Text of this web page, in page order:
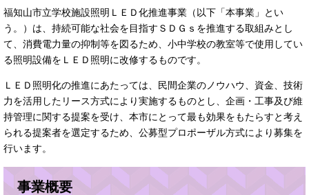
福知山市立学校施設照明ＬＥＤ化推進事業（以下「本事業」とい
う。）は、持続可能な社会を目指すＳＤＧｓを推進する取組みとし
て、消費電力量の抑制等を図るため、小中学校の教室等で使用してい
る照明設備をＬＥＤ照明に改修するものです。
ＬＥＤ照明化の推進にあたっては、民間企業のノウハウ、資金、技術
力を活用したリース方式により実施するものとし、企画・工事及び維
持管理に関する提案を受け、本市にとって最も効果をもたらすと考え
られる提案者を選定するため、公募型プロポーザル方式により募集を
行います。
事業概要